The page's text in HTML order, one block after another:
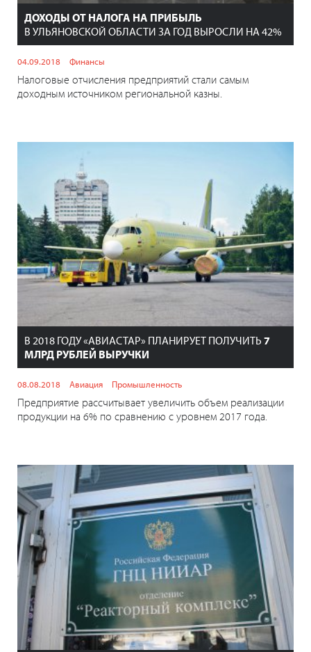
ДОХОДЫ ОТ НАЛОГА НА ПРИБЫЛЬ
В УЛЬЯНОВСКОЙ ОБЛАСТИ ЗА ГОД ВЫРОСЛИ НА 42%
04.09.2018 Финансы
Налоговые отчисления предприятий стали самым
доходным источником региональной казны.
В 2018 ГОДУ «АВИАСТАР» ПЛАНИРУЕТ ПОЛУЧИТЬ 7
МЛРД РУБЛЕЙ ВЫРУЧКИ
08.08.2018 Авиация Промышленность
Предприятие рассчитывает увеличить объем реализации
продукции на 6% по сравнению с уровнем 2017 года.